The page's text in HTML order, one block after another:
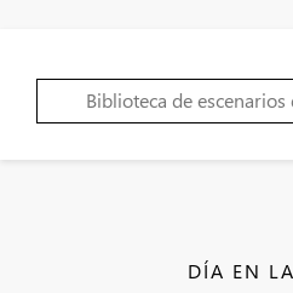
DÍA EN